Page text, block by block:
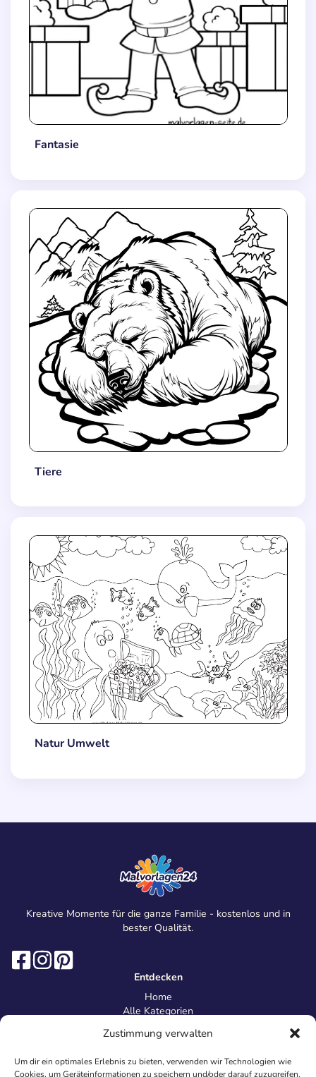
Zustimmung verwalten
Um dir ein optimales Erlebnis zu bieten, verwenden wir Technologien wie
Cookies, um Geräteinformationen zu speichern und/oder darauf zuzugreifen.
Fantasie
Tiere
Natur Umwelt
Kreative Momente für die ganze Familie - kostenlos und in
bester Qualität.
Entdecken
Home
Alle Kategorien
Information
Über uns
Kontakt